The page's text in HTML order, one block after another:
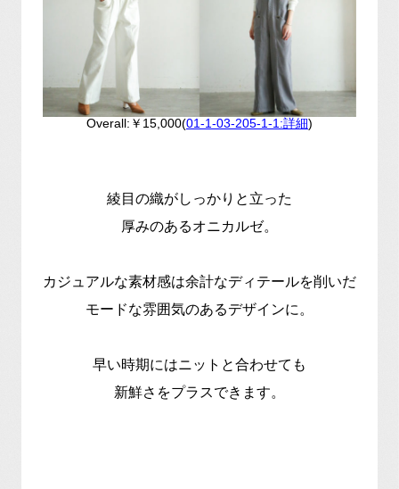
Overall:￥15,000(01-1-03-205-1-1:詳細)
綾目の織がしっかりと立った
厚みのあるオニカルゼ。
カジュアルな素材感は余計なディテールを削いだ
モードな雰囲気のあるデザインに。
早い時期にはニットと合わせても
新鮮さをプラスできます。